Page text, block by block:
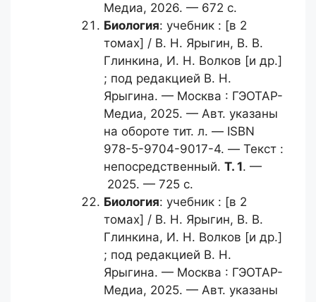
Медиа, 2026. — 672 с.
Биология: учебник : [в 2
томах] / B. Н. Ярыгин, B. В.
Глинкина, И. Н. Волков [и др.]
; под редакцией В. Н.
Ярыгина. — Москва : ГЭОТАР-
Медиа, 2025. — Авт. указаны
на обороте тит. л. — ISBN
978-5-9704-9017-4. — Текст :
непосредственный. Т. 1. —
2025. — 725 с.
Биология: учебник : [в 2
томах] / B. Н. Ярыгин, B. В.
Глинкина, И. Н. Волков [и др.]
; под редакцией В. Н.
Ярыгина. — Москва : ГЭОТАР-
Медиа, 2025. — Авт. указаны